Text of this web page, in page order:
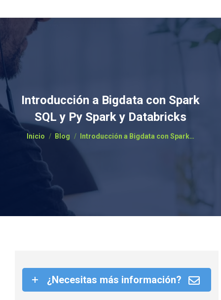
Introducción a Bigdata con Spark
SQL y Py Spark y Databricks
Estás aquí:
Inicio Blog Introducción a Bigdata con Spark…
¿Necesitas más información?